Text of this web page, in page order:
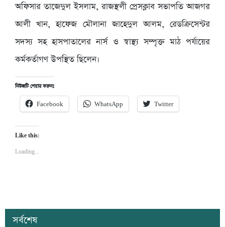
অফিসার তাজেদুল ইসলাম, রাজস্থলী প্রেসক্লাব সভাপতি আজগর
আলী খান, হাফেজ মৌলানা জাহেদুল আলম, রেডক্রিসেন্টর
সদস্য সহ হাসপাতালের নার্স ও স্বাস্থ্য সম্পৃক্ত মাঠ পর্যায়ের
কর্মকর্তাগণ উপস্থিত ছিলেন।
নিউজটি শেয়ার করুনঃ
Facebook WhatsApp Twitter
Like this:
Loading...
সর্বশেষ